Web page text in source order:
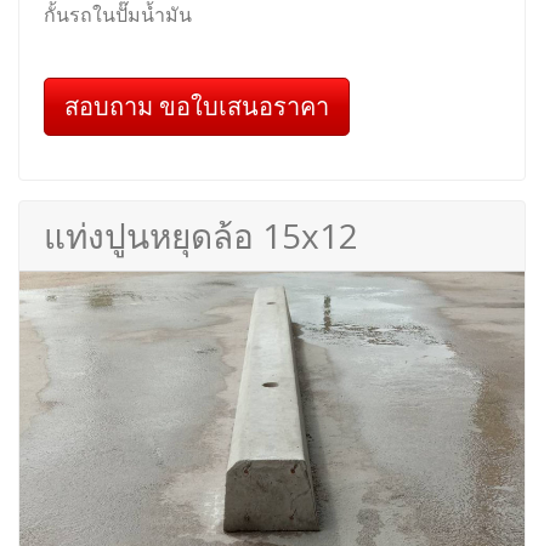
กั้นรถในปั๊มน้ำมัน
สอบถาม ขอใบเสนอราคา
แท่งปูนหยุดล้อ 15x12